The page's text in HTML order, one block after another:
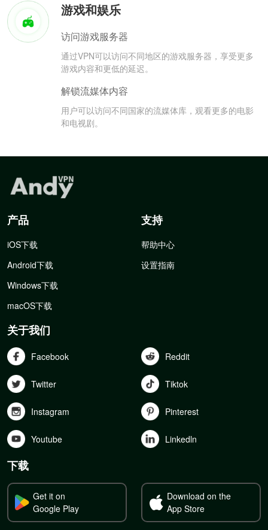
游戏和娱乐
访问游戏服务器
通过VPN可以访问不同地区的游戏服务器，享受更多
游戏内容和更低的延迟。
解锁流媒体内容
用户可以访问不同国家的流媒体库，观看更多的电影
和电视剧。
产品
iOS下载
Android下载
Windows下载
macOS下载
支持
帮助中心
设置指南
关于我们
Facebook Reddit
Twitter Tiktok
Instagram Pinterest
Youtube Linkedln
下载
Get it on
Google Play
Download on the
App Store